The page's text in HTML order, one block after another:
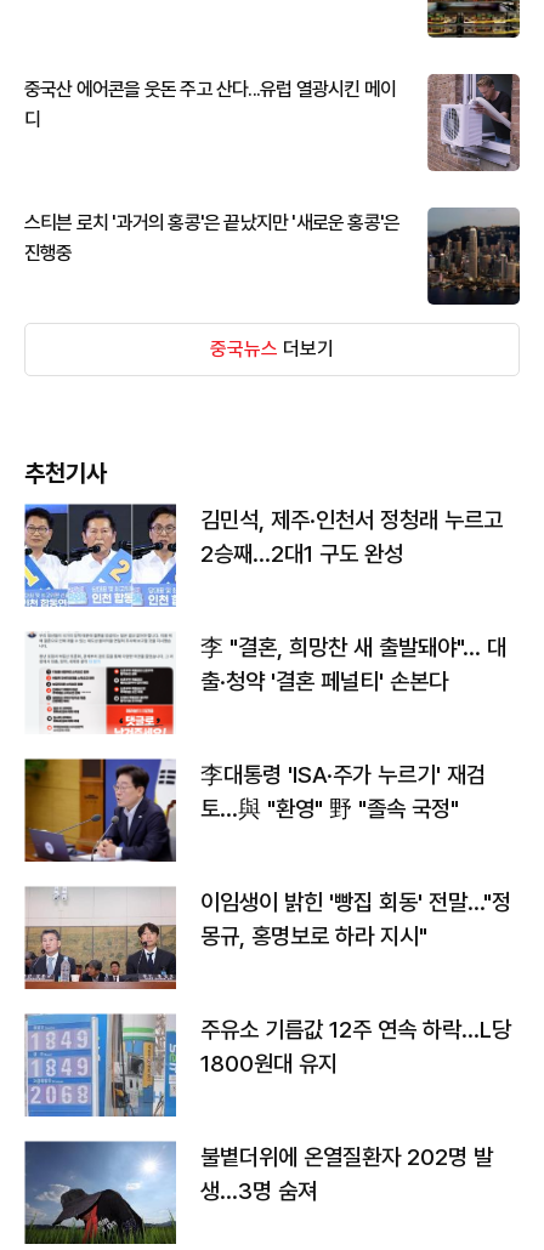
중국산 에어콘을 웃돈 주고 산다...유럽 열광시킨 메이
디
스티븐 로치 '과거의 홍콩'은 끝났지만 '새로운 홍콩'은
진행중
중국뉴스 더보기
추천기사
김민석, 제주·인천서 정청래 누르고
2승째…2대1 구도 완성
李 "결혼, 희망찬 새 출발돼야"… 대
출·청약 '결혼 페널티' 손본다
李대통령 'ISA·주가 누르기' 재검
토…與 "환영" 野 "졸속 국정"
이임생이 밝힌 '빵집 회동' 전말…"정
몽규, 홍명보로 하라 지시"
주유소 기름값 12주 연속 하락…L당
1800원대 유지
불볕더위에 온열질환자 202명 발
생…3명 숨져